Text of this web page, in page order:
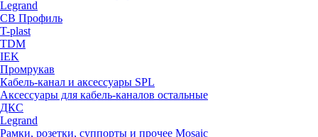
Legrand
СВ Профиль
T-plast
TDM
IEK
Промрукав
Кабель-канал и аксессуары SPL
Аксессуары для кабель-каналов остальные
ДКС
Legrand
Рамки, розетки, суппорты и прочее Mosaic